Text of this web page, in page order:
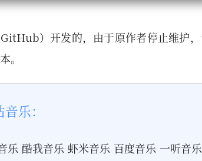
）开发的，由于原作者停止维护
。
乐：
乐 酷我音乐 虾米音乐 百度音乐 一听音